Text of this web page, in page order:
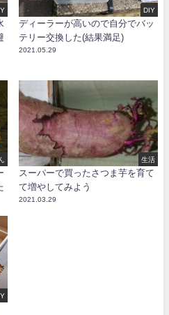
DIY
ディーラーが高いので自分でバッ
テリー交換した(結果満足)
2021.05.29
生活
スーパーで買ったさつま芋を育て
て増やしてみよう
2021.03.29